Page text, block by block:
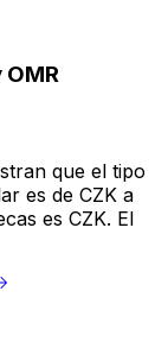
que el tipo
es de CZK a
es CZK. El